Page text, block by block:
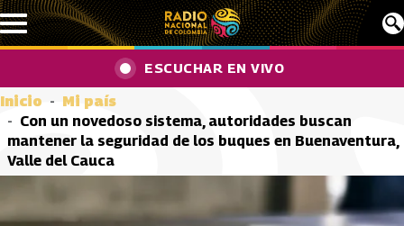
Pasar al contenido principal
ESCUCHAR EN VIVO
Inicio
Mi país
Con un novedoso sistema, autoridades buscan
mantener la seguridad de los buques en Buenaventura,
Valle del Cauca